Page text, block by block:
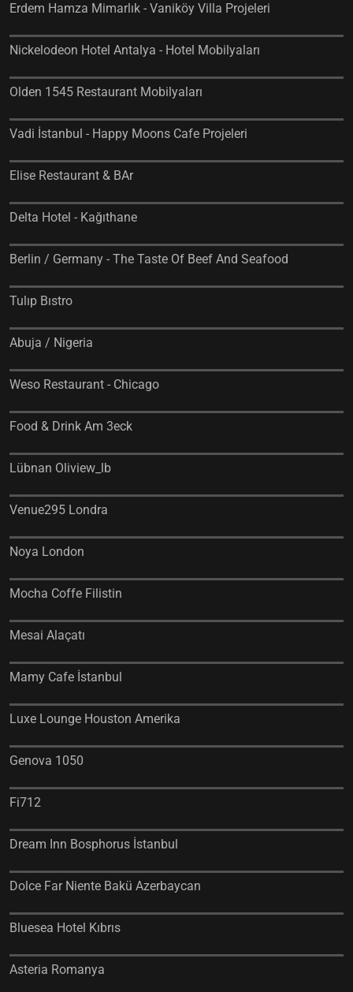
Erdem Hamza Mimarlık - Vaniköy Villa Projeleri
Nickelodeon Hotel Antalya - Hotel Mobilyaları
Olden 1545 Restaurant Mobilyaları
Vadi İstanbul - Happy Moons Cafe Projeleri
Elise Restaurant & BAr
Delta Hotel - Kağıthane
Berlin / Germany - The Taste Of Beef And Seafood
Tulıp Bıstro
Abuja / Nigeria
Weso Restaurant - Chicago
Food & Drink Am 3eck
Lübnan Oliview_lb
Venue295 Londra
Noya London
Mocha Coffe Filistin
Mesai Alaçatı
Mamy Cafe İstanbul
Luxe Lounge Houston Amerika
Genova 1050
Fi712
Dream Inn Bosphorus İstanbul
Dolce Far Niente Bakü Azerbaycan
Bluesea Hotel Kıbrıs
Asteria Romanya